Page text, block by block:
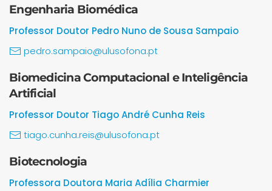
Engenharia Biomédica
Professor Doutor Pedro Nuno de Sousa Sampaio
pedro.sampaio@ulusofona.pt
Biomedicina Computacional e Inteligência
Artificial
Professor Doutor Tiago André Cunha Reis
tiago.cunha.reis@ulusofona.pt
Biotecnologia
Professora Doutora Maria Adília Charmier